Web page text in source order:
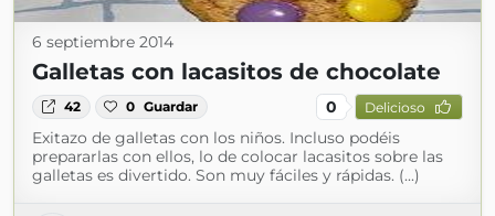
6 septiembre 2014
Galletas con lacasitos de chocolate
42 0 Guardar 0 Delicioso
Exitazo de galletas con los niños. Incluso podéis
prepararlas con ellos, lo de colocar lacasitos sobre las
galletas es divertido. Son muy fáciles y rápidas. (...)